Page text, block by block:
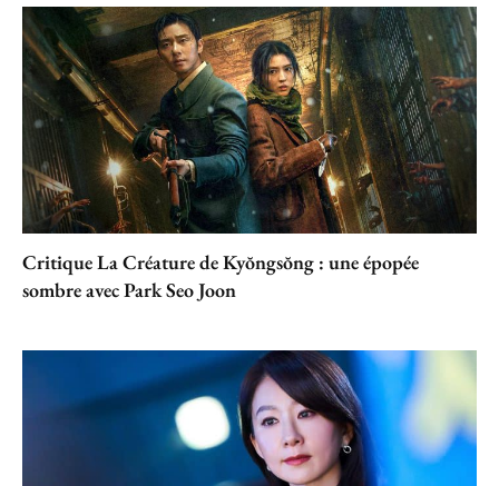
Critique La Créature de Kyŏngsŏng : une épopée
sombre avec Park Seo Joon